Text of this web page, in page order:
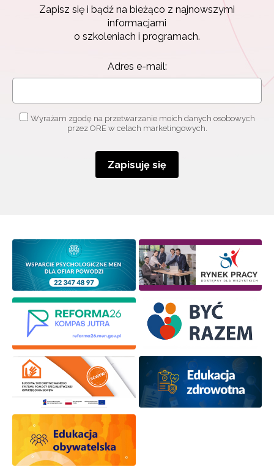
Zapisz się i bądź na bieżąco z najnowszymi
informacjami
o szkoleniach i programach.
Adres e-mail:
Wyrażam zgodę na przetwarzanie moich danych osobowych
przez ORE w celach marketingowych.
Zapisuję się